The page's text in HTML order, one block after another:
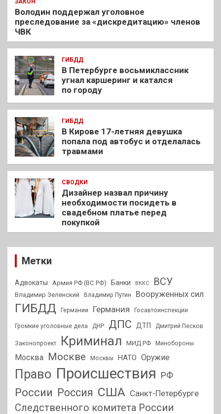
Володин поддержал уголовное
преследование за «дискредитацию» членов
ЧВК
ГИБДД
В Петербурге восьмиклассник
угнал каршеринг и катался
по городу
ГИБДД
В Кирове 17-летняя девушка
попала под автобус и отделалась
травмами
СВОДКИ
Дизайнер назвал причину
необходимости посидеть в
свадебном платье перед
покупкой
Метки
Адвокаты Армия РФ (ВС РФ) Банки ВККС ВСУ
Владимир Зеленский Владимир Путин Вооруженных сил
ГИБДД Германии Германия Госавтоинспекции
Громкие уголовные дела ДНР ДПС ДТП Дмитрий Песков
Законопроект Криминал МИД РФ Минобороны
Москва Москве Москвы НАТО Оружие
Право Происшествия РФ
России Россия США Санкт-Петербурге
Следственного комитета России